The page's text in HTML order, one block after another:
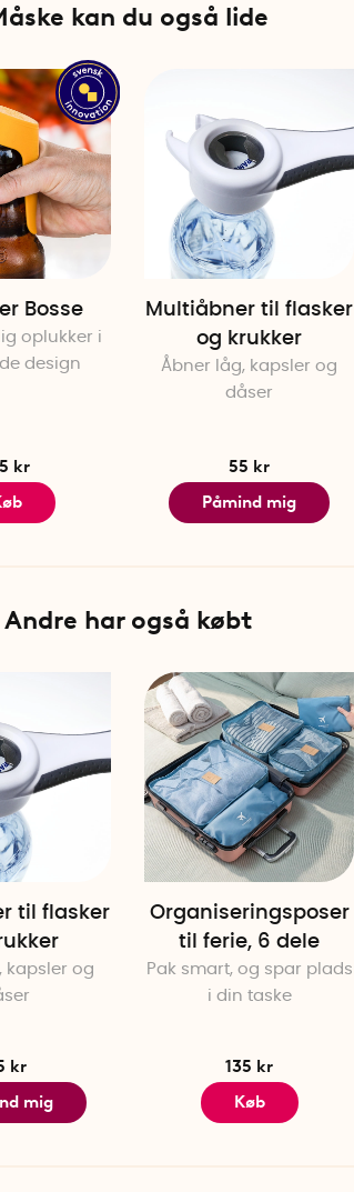
kan du også lide
Bosse
oplukker i
design
kr
Multiåbner til flasker
og krukker
Åbner låg, kapsler og
dåser
55 kr
Påmind mig
Andre har også købt
til flasker
kapsler og
kr
mig
Organiseringsposer
til ferie, 6 dele
Pak smart, og spar plads
i din taske
135 kr
Køb